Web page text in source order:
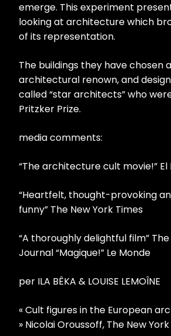
emerge. This experiment
looking at architecture which
of its representation.
The buildings they have chosen
architectural renown, and
called “star architects” who
Pritzker Prize.
media comments:
“The architecture cult movie!” El
“Heartfelt, thought-provoking
funny” The New York Times
“A thoroughly delightful film”
Journal “Magique!” Le Monde
per ILA BÊKA & LOUISE LEMOÎNE
« Cult figures in the European
» Nicolai Oroussoff, The New